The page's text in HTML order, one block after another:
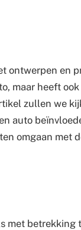
ontwerpen en
maar heeft
zullen we
auto
omgaan met
met betrekking